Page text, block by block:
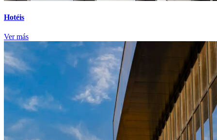
Hotéis
Ver más